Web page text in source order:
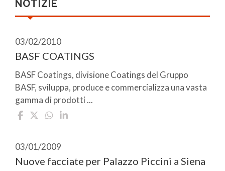
NOTIZIE
03/02/2010
BASF COATINGS
BASF Coatings, divisione Coatings del Gruppo
BASF, sviluppa, produce e commercializza una vasta
gamma di prodotti ...
03/01/2009
Nuove facciate per Palazzo Piccini a Siena